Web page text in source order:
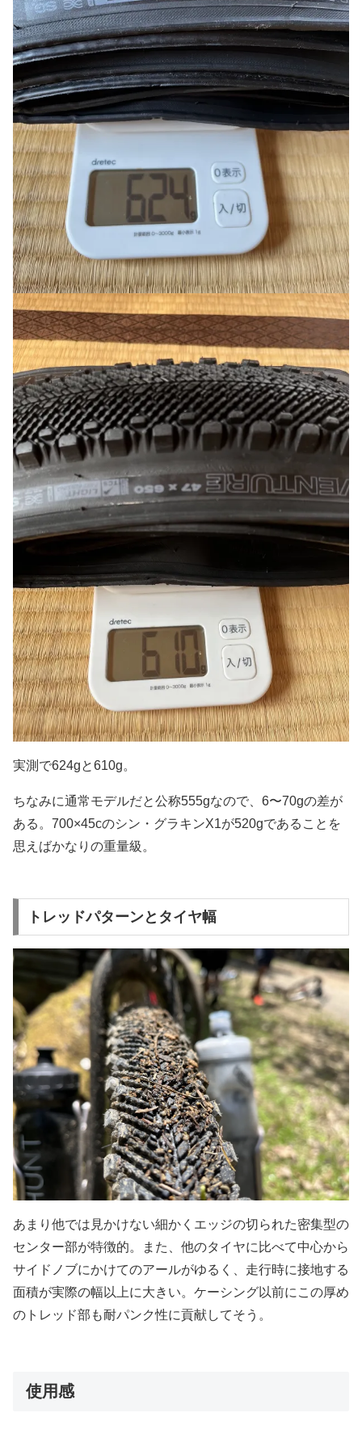
実測で624gと610g。
ちなみに通常モデルだと公称555gなので、6〜70gの差が
ある。700×45cのシン・グラキンX1が520gであることを
思えばかなりの重量級。
トレッドパターンとタイヤ幅
あまり他では見かけない細かくエッジの切られた密集型の
センター部が特徴的。また、他のタイヤに比べて中心から
サイドノブにかけてのアールがゆるく、走行時に接地する
面積が実際の幅以上に大きい。ケーシング以前にこの厚め
のトレッド部も耐パンク性に貢献してそう。
使用感